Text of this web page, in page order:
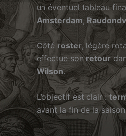
un éventuel tableau
Amsterdam,
Côté roster, légère
effectue sonretour
Wilson.
L’objectif est clair :
avant la fin de la